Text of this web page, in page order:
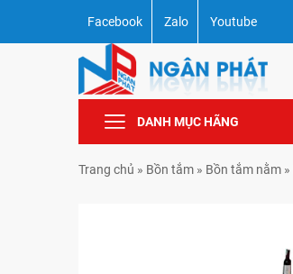
Facebook Zalo Youtube
DANH MỤC HÃNG
Trang chủ » Bồn tắm » Bồn tắm nằm »